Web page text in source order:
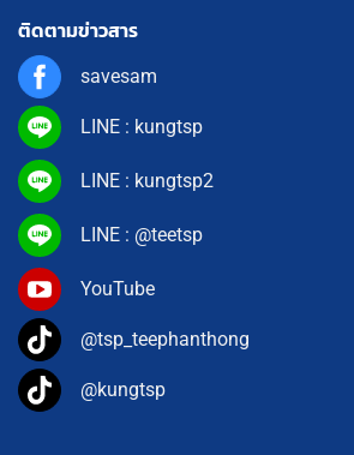
ติดตามข่าวสาร
savesam
LINE : kungtsp
LINE : kungtsp2
LINE : @teetsp
YouTube
@tsp_teephanthong
@kungtsp